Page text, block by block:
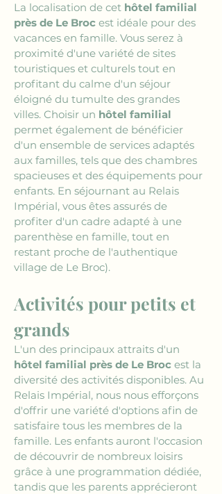
La localisation de cet hôtel familial
près de Le Broc est idéale pour des
vacances en famille. Vous serez à
proximité d'une variété de sites
touristiques et culturels tout en
profitant du calme d'un séjour
éloigné du tumulte des grandes
villes. Choisir un hôtel familial
permet également de bénéficier
d'un ensemble de services adaptés
aux familles, tels que des chambres
spacieuses et des équipements pour
enfants. En séjournant au Relais
Impérial, vous êtes assurés de
profiter d'un cadre adapté à une
parenthèse en famille, tout en
restant proche de l'authentique
village de Le Broc).
Activités pour petits et
grands
L'un des principaux attraits d'un
hôtel familial près de Le Broc est la
diversité des activités disponibles. Au
Relais Impérial, nous nous efforçons
d'offrir une variété d'options afin de
satisfaire tous les membres de la
famille. Les enfants auront l'occasion
de découvrir de nombreux loisirs
grâce à une programmation dédiée,
tandis que les parents apprécieront